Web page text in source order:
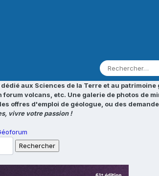
aux Sciences de la Terre et au
volcans, etc. Une galerie de photos de
offres d'emploi de géologue, ou des
vivre votre passion !